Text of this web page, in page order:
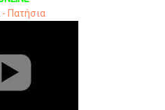
Πατήσια